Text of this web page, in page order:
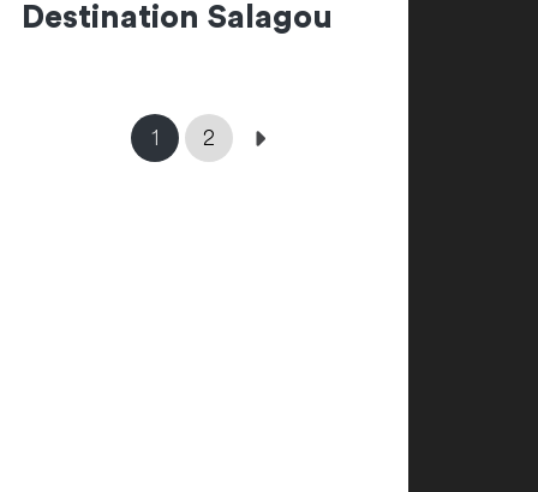
Destination Salagou
1 2